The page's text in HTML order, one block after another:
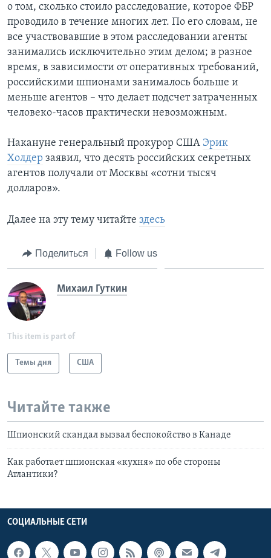
o том, сколько стоило расследование, которое ФБР
проводило в течение многих лет. По его словам, не
все участвовавшие в этом расследовании агенты
занимались исключительно этим делом; в разное
время, в зависимости от оперативных требований,
российскими шпионами занималось больше и
меньше агентов – что делает подсчет затраченных
человеко-часов практически невозможным.
Накануне генеральный прокурор США Эрик
Холдер заявил, что десять российских секретных
агентов получали от Москвы «сотни тысяч
долларов».
Далее на эту тему читайте здесь
Поделиться Follow us
Михаил Гуткин
This item is part of
Темы дня США
Читайте также
Шпионский скандал вызвал беспокойство в Канаде
Как работает шпионская «кухня» по обе стороны
Атлантики?
СОЦИАЛЬНЫЕ СЕТИ